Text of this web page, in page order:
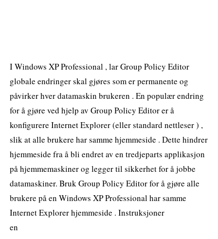
I Windows XP Professional , lar Group Policy Editor
globale endringer skal gjøres som er permanente og
påvirker hver datamaskin brukeren . En populær endring
for å gjøre ved hjelp av Group Policy Editor er å
konfigurere Internet Explorer (eller standard nettleser ) ,
slik at alle brukere har samme hjemmeside . Dette hindrer
hjemmeside fra å bli endret av en tredjeparts applikasjon
på hjemmemaskiner og legger til sikkerhet for å jobbe
datamaskiner. Bruk Group Policy Editor for å gjøre alle
brukere på en Windows XP Professional har samme
Internet Explorer hjemmeside . Instruksjoner
en